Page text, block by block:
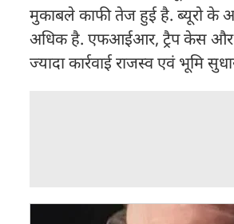
मुकाबले काफी तेज हुई है. ब्यूरो के
अधिक है. एफआईआर, ट्रैप केस और
ज्यादा कार्रवाई राजस्व एवं भूमि